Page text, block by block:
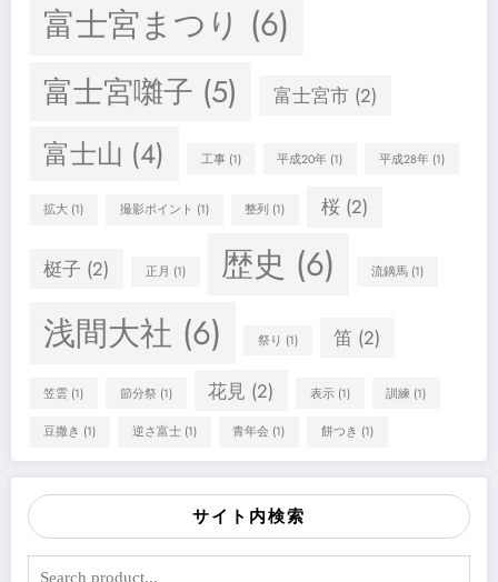
富士宮まつり (6)
富士宮囃子 (5) 富士宮市(2)
富士山 (4) 工事(1) 平成20年 (1) 平成28年(1)
拡大 (1) 撮影ポイント (1) 整列 (1) 桜(2)
梃子 (2) 正月 (1) 歴史 (6) 流鏑馬(1)
浅間大社 (6) 祭り (1) 笛 (2)
笠雲 (1) 節分祭(1) 花見 (2) 表示(1) 訓練 (1)
豆撒き (1) 逆さ富士(1) 青年会 (1) 餅つき (1)
サイト内検索